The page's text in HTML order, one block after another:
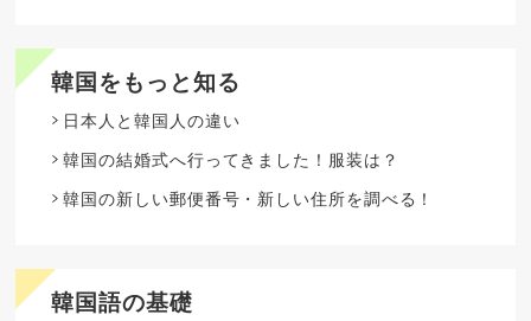
韓国をもっと知る
日本人と韓国人の違い
韓国の結婚式へ行ってきました！服装は？
韓国の新しい郵便番号・新しい住所を調べる！
韓国語の基礎